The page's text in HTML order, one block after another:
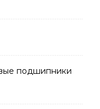
подшипники